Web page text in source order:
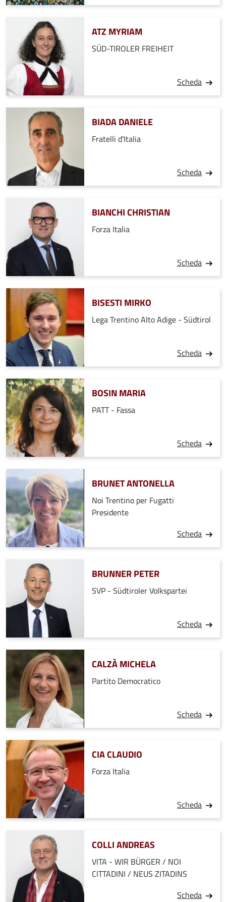
ATZ MYRIAM
SÜD-TIROLER FREIHEIT
Scheda
BIADA DANIELE
Fratelli d'Italia
Scheda
BIANCHI CHRISTIAN
Forza Italia
Scheda
BISESTI MIRKO
Lega Trentino Alto Adige - Südtirol
Scheda
BOSIN MARIA
PATT - Fassa
Scheda
BRUNET ANTONELLA
Noi Trentino per Fugatti
Presidente
Scheda
BRUNNER PETER
SVP - Südtiroler Volkspartei
Scheda
CALZÀ MICHELA
Partito Democratico
Scheda
CIA CLAUDIO
Forza Italia
Scheda
COLLI ANDREAS
VITA - WIR BÜRGER / NOI
CITTADINI / NEUS ZITADINS
Scheda